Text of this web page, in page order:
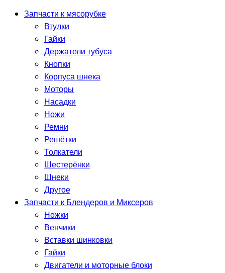
Запчасти к мясорубке
Втулки
Гайки
Держатели тубуса
Кнопки
Корпуса шнека
Моторы
Насадки
Ножи
Ремни
Решётки
Толкатели
Шестерёнки
Шнеки
Другое
Запчасти к Блендеров и Миксеров
Ножки
Венчики
Вставки шинковки
Гайки
Двигатели и моторные блоки